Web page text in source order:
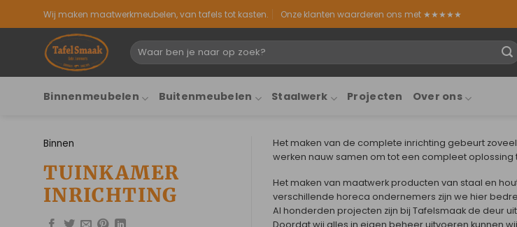
naar
Wij maken maatwerkmeubelen, van tafels tot kasten. Onze klanten waarderen ons met ★★★★★
Zoeken
naar:
Binnenmeubelen Buitenmeubelen Staalwerk Projecten Over ons
Binnen
TUINKAMER
INRICHTING
Het maken van de complete inrichting gebeurt
werken nauw samen om tot een compleet oplossing
Het maken van maatwerk producten van staal en
verschillende horeca ondernemers zijn we hier
Al honderden projecten zijn bij Tafelsmaak de deur
Doordat wij alles in eigen beheer uitvoeren kunnen